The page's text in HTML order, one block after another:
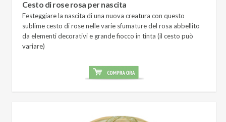
Cesto di rose rosa per nascita
Festeggiare la nascita di una nuova creatura con questo
sublime cesto di rose nelle varie sfumature del rosa abbellito
da elementi decorativi e grande fiocco in tinta (il cesto può
variare)